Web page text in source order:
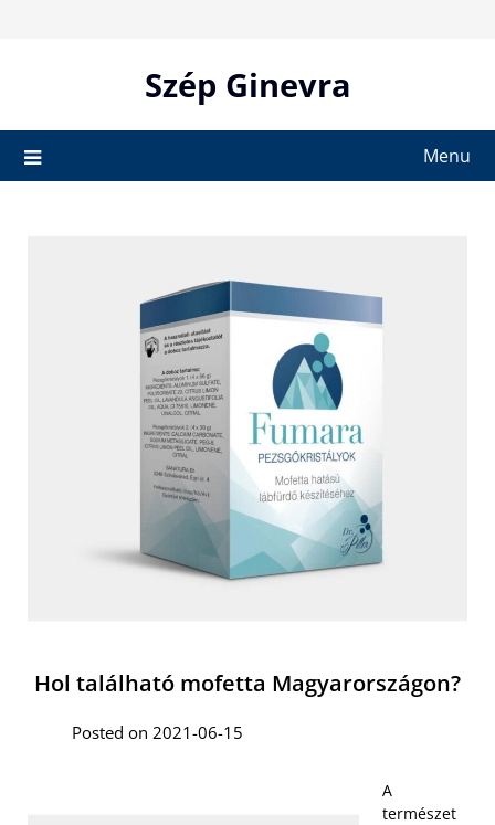
Szép Ginevra
Menu
Hol található mofetta Magyarországon?
Posted on 2021-06-15
A
természet